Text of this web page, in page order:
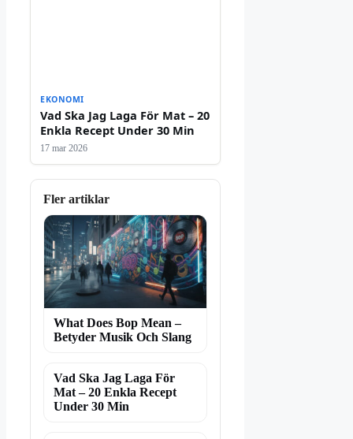
EKONOMI
Vad Ska Jag Laga För Mat – 20
Enkla Recept Under 30 Min
17 mar 2026
Fler artiklar
What Does Bop Mean –
Betyder Musik Och Slang
Vad Ska Jag Laga För
Mat – 20 Enkla Recept
Under 30 Min